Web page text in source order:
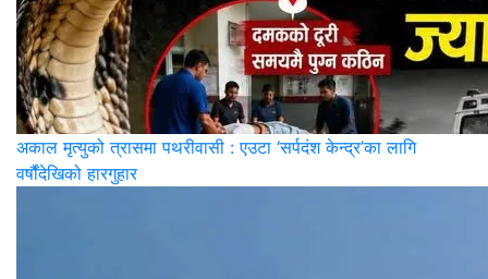
अकाल मृत्युको त्रासमा पथरीवासी : एउटा ‘सर्पदंश केन्द्र’का लागि
वर्षौंदेखिको हारगुहार